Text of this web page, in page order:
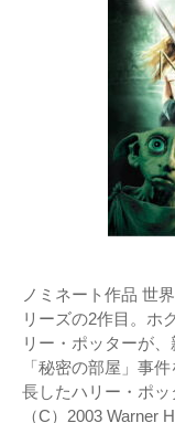
ノミネート作品 世
リーズの2作目。ホ
リー・ポッターが
「秘密の部屋」事
長したハリー・ポッ
（C）2003 Warner